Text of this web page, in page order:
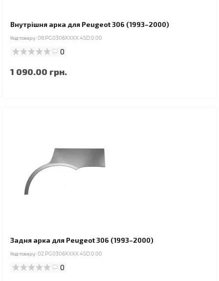
Внутрішня арка для Peugeot 306 (1993–2000)
Код товару: 08.PG0306XXXX.4SD.0.00
0
1 090.00 грн.
Задня арка для Peugeot 306 (1993–2000)
Код товару: 02.PG0306XXXX.4SD.0.00
0